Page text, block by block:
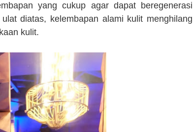
yang cukup agar dapat
beregenerasi
diatas, kelembapan alami kulit menghilang
kulit.